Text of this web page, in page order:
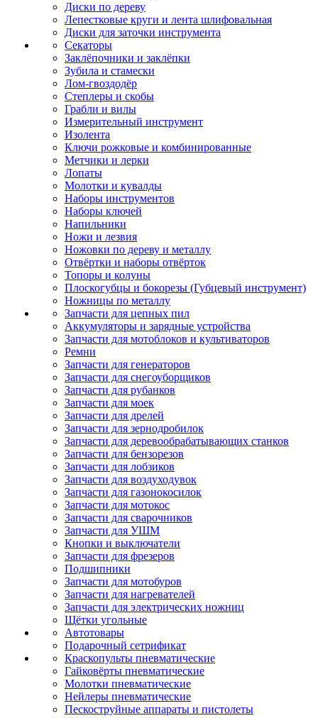
Диски по дереву
Лепестковые круги и лента шлифовальная
Диски для заточки инструмента
Секаторы
Заклёпочники и заклёпки
Зубила и стамески
Лом-гвоздодёр
Степлеры и скобы
Грабли и вилы
Измерительный инструмент
Изолента
Ключи рожковые и комбинированные
Метчики и лерки
Лопаты
Молотки и кувалды
Наборы инструментов
Наборы ключей
Напильники
Ножи и лезвия
Ножовки по дереву и металлу
Отвёртки и наборы отвёрток
Топоры и колуны
Плоскогубцы и бокорезы (Губцевый инструмент)
Ножницы по металлу
Запчасти для цепных пил
Аккумуляторы и зарядные устройства
Запчасти для мотоблоков и культиваторов
Ремни
Запчасти для генераторов
Запчасти для снегоуборщиков
Запчасти для рубанков
Запчасти для моек
Запчасти для дрелей
Запчасти для зернодробилок
Запчасти для деревообрабатывающих станков
Запчасти для бензорезов
Запчасти для лобзиков
Запчасти для воздуходувок
Запчасти для газонокосилок
Запчасти для мотокос
Запчасти для сварочников
Запчасти для УШМ
Кнопки и выключатели
Запчасти для фрезеров
Подшипники
Запчасти для мотобуров
Запчасти для нагревателей
Запчасти для электрических ножниц
Щётки угольные
Автотовары
Подарочный сетрификат
Краскопульты пневматические
Гайковёрты пневматические
Молотки пневматические
Нейлеры пневматические
Пескоструйные аппараты и пистолеты